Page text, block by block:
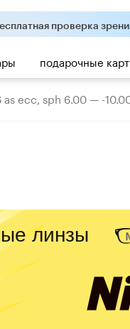
проверка
подарочные
as ecc, sph 6.00 — -